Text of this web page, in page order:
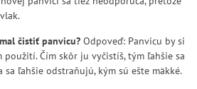
čistiť panvicu? Odpoveď: Panvicu by si
Čím skôr ju vyčistíš, tým ľahšie sa
ľahšie odstraňujú, kým sú ešte mäkké.